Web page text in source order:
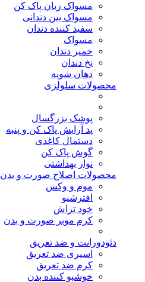
مسواک زبان پاک کن
مسواک بین دندانی
سفید کننده دندان
مسواک
خمیر دندان
نخ دندان
دهان شویه
محصولات سلولزی
پوشک بزرگسال
پد آرایش پاک کن و پنبه
دستمال کاغذی
گوش پاک کن
نوار بهداشتی
محصولات اصلاح صورت و بدن
موم و وکس
افترشیو
خود تراش
کرم موبر صورت و بدن
دئودورانت و ضد تعریق
اسپری ضد تعریق
کرم ضد تعریق
خوشبو کننده بدن